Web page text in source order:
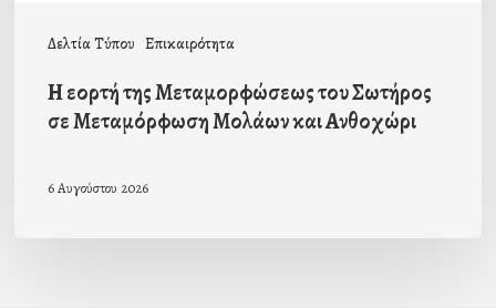
Δελτία Τύπου Επικαιρότητα
Η εορτή της Μεταμορφώσεως του Σωτήρος
σε Μεταμόρφωση Μολάων και Ανθοχώρι
6 Αυγούστου 2026